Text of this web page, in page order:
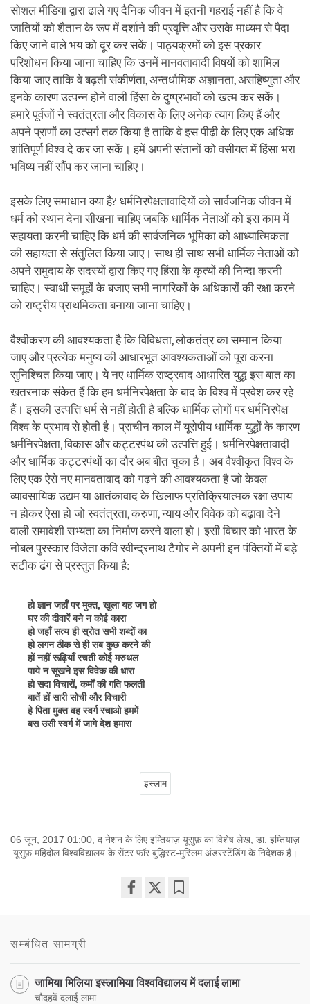
सोशल मीडिया द्वारा ढाले गए दैनिक जीवन में इतनी गहराई नहीं है कि वे
जातियों को शैतान के रूप में दर्शाने की प्रवृत्ति और उसके माध्यम से पैदा
किए जाने वाले भय को दूर कर सकें। पाठ्यक्रमों को इस प्रकार
परिशोधन किया जाना चाहिए कि उनमें मानवतावादी विषयों को शामिल
किया जाए ताकि वे बढ़ती संकीर्णता, अन्तर्धामिक अज्ञानता, असहिष्णुता और
इनके कारण उत्पन्न होने वाली हिंसा के दुष्प्रभावों को खत्म कर सकें।
हमारे पूर्वजों ने स्वतंत्रता और विकास के लिए अनेक त्याग किए हैं और
अपने प्राणों का उत्सर्ग तक किया है ताकि वे इस पीढ़ी के लिए एक अधिक
शांतिपूर्ण विश्व दे कर जा सकें। हमें अपनी संतानों को वसीयत में हिंसा भरा
भविष्य नहीं सौंप कर जाना चाहिए।
इसके लिए समाधान क्या है? धर्मनिरपेक्षतावादियों को सार्वजनिक जीवन में
धर्म को स्थान देना सीखना चाहिए जबकि धार्मिक नेताओं को इस काम में
सहायता करनी चाहिए कि धर्म की सार्वजनिक भूमिका को आध्यात्मिकता
की सहायता से संतुलित किया जाए। साथ ही साथ सभी धार्मिक नेताओं को
अपने समुदाय के सदस्यों द्वारा किए गए हिंसा के कृत्यों की निन्दा करनी
चाहिए। स्वार्थी समूहों के बजाए सभी नागरिकों के अधिकारों की रक्षा करने
को राष्ट्रीय प्राथमिकता बनाया जाना चाहिए।
वैश्वीकरण की आवश्यकता है कि विविधता, लोकतंत्र का सम्मान किया
जाए और प्रत्येक मनुष्य की आधारभूत आवश्यकताओं को पूरा करना
सुनिश्चित किया जाए। ये नए धार्मिक राष्ट्रवाद आधारित युद्ध इस बात का
खतरनाक संकेत हैं कि हम धर्मनिरपेक्षता के बाद के विश्व में प्रवेश कर रहे
हैं। इसकी उत्पत्ति धर्म से नहीं होती है बल्कि धार्मिक लोगों पर धर्मनिरपेक्ष
विश्व के प्रभाव से होती है। प्राचीन काल में यूरोपीय धार्मिक युद्धों के कारण
धर्मनिरपेक्षता, विकास और कट्टरपंथ की उत्पत्ति हुई। धर्मनिरपेक्षतावादी
और धार्मिक कट्टरपंथों का दौर अब बीत चुका है। अब वैश्वीकृत विश्व के
लिए एक ऐसे नए मानवतावाद को गढ़ने की आवश्यकता है जो केवल
व्यावसायिक उद्यम या आतंकावाद के खिलाफ प्रतिक्रियात्मक रक्षा उपाय
न होकर ऐसा हो जो स्वतंत्रता, करुणा, न्याय और विवेक को बढ़ावा देने
वाली समावेशी सभ्यता का निर्माण करने वाला हो। इसी विचार को भारत के
नोबल पुरस्कार विजेता कवि रवीन्द्रनाथ टैगोर ने अपनी इन पंक्तियों में बड़े
सटीक ढंग से प्रस्तुत किया है:
हो ज्ञान जहाँ पर मुक्त, खुला यह जग हो
घर की दीवारें बने न कोई कारा
हो जहाँ सत्य ही स्रोत सभी शब्दों का
हो लगन ठीक से ही सब कुछ करने की
हों नहीं रूढ़ियाँ रचती कोई मरुथल
पाये न सूखने इस विवेक की धारा
हो सदा विचारों, कर्मों की गति फलती
बातें हों सारी सोची और विचारी
हे पिता मुक्त वह स्वर्ग रचाओ हममें
बस उसी स्वर्ग में जागे देश हमारा
इस्लाम
06 जून, 2017 01:00, द नेशन के लिए इम्तियाज़ यूसुफ़ का विशेष लेख, डा. इम्तियाज़
यूसुफ़ महिदोल विश्वविद्यालय के सेंटर फॉर बुद्धिस्ट-मुस्लिम अंडरस्टेंडिंग के निदेशक हैं।
सम्बंधित सामग्री
जामिया मिलिया इस्लामिया विश्वविद्यालय में दलाई लामा
चौदहवें दलाई लामा